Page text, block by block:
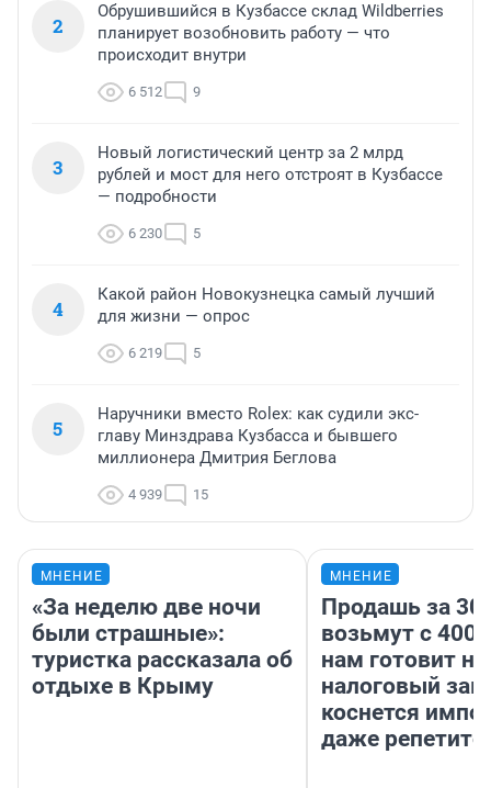
2
Обрушившийся в Кузбассе склад Wildberries
планирует возобновить работу — что
происходит внутри
6 512 9
3
Новый логистический центр за 2 млрд
рублей и мост для него отстроят в Кузбассе
— подробности
6 230 5
4
Какой район Новокузнецка самый лучший
для жизни — опрос
6 219 5
5
Наручники вместо Rolex: как судили экс-
главу Минздрава Кузбасса и бывшего
миллионера Дмитрия Беглова
4 939 15
МНЕНИЕ
«За неделю две ночи
были страшные»:
туристка рассказала об
отдыхе в Крыму
МНЕНИЕ
Продашь за
возьмут с
нам готовит
налоговый
коснется
даже